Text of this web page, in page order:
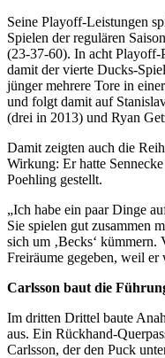
Seine Playoff-Leistungen
Spielen der regulären
(23-37-60). In acht Playoff-
damit der vierte Ducks-
jünger mehrere Tore in
und folgt damit auf
(drei in 2013) und Ryan
Damit zeigten auch die
Wirkung: Er hatte
Poehling gestellt.
„Ich habe ein paar Dinge
Sie spielen gut zusammen
sich um ‚Becks‘ kümmern.
Freiräume gegeben, weil
Carlsson baut die
Im dritten Drittel baute
aus. Ein Rückhand-
Carlsson, der den Puck